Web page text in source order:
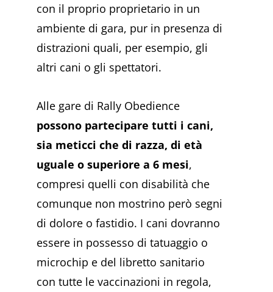
con il proprio proprietario in un
ambiente di gara, pur in presenza di
distrazioni quali, per esempio, gli
altri cani o gli spettatori.
Alle gare di Rally Obedience
possono partecipare tutti i cani,
sia meticci che di razza, di età
uguale o superiore a 6 mesi,
compresi quelli con disabilità che
comunque non mostrino però segni
di dolore o fastidio. I cani dovranno
essere in possesso di tatuaggio o
microchip e del libretto sanitario
con tutte le vaccinazioni in regola,